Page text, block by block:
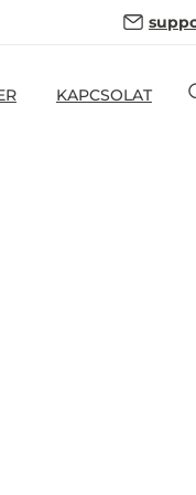
KAPCSOLAT